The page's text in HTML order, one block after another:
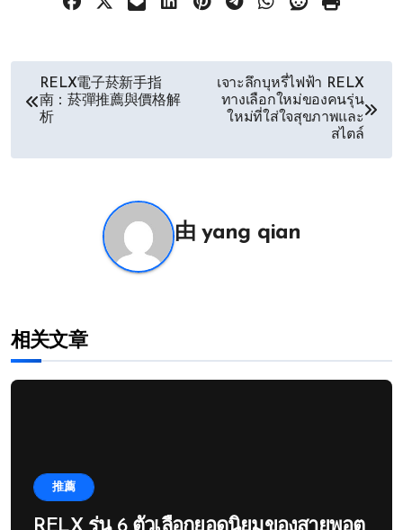
导
RELX電子菸新手指
南：菸彈推薦與價格解
析
เจาะลึกบุหรี่ไฟฟ้า RELX
ทางเลือกใหม่ของคนรุ่น
ใหม่ที่ใส่ใจสุขภาพและ
สไตล์
由yang qian
相关文章
推薦